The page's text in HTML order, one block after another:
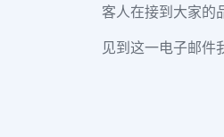
客人在接到大家的
见到这一电子邮件